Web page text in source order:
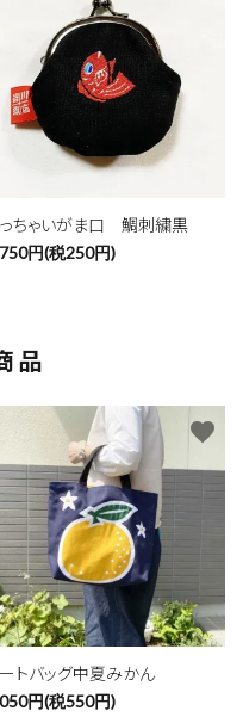
ちゃいがま口 鯛刺繍黒
円(税250円)
品
トバッグ中夏みかん
円(税550円)
favorite